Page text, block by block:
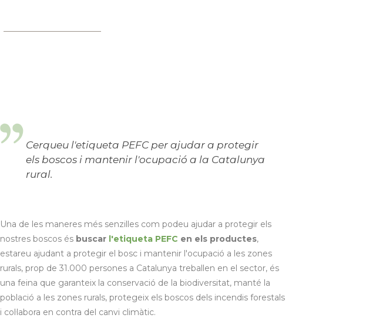
Cerqueu l'etiqueta PEFC per ajudar a protegir
els boscos i mantenir l'ocupació a la Catalunya
rural.
Una de les maneres més senzilles com podeu ajudar a protegir els
nostres boscos és buscar l'etiqueta PEFC en els productes,
estareu ajudant a protegir el bosc i mantenir l'ocupació a les zones
rurals, prop de 31.000 persones a Catalunya treballen en el sector, és
una feina que garanteix la conservació de la biodiversitat, manté la
població a les zones rurals, protegeix els boscos dels incendis forestals
i col·labora en contra del canvi climàtic.